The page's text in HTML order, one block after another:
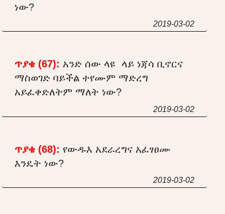
ነው?
2019-03-02
ጥያቄ (67): አንድ ሰው ላዩ ላይ ነጃሳ ቢኖርና
ማስወገድ ባይችል ተየሙም ማድረግ
አይፈቀድለትም ማለት ነው?
2019-03-02
ጥያቄ (68): የውዱእ አደራረግና አፈፃፀሙ
እንዴት ነው?
2019-03-02